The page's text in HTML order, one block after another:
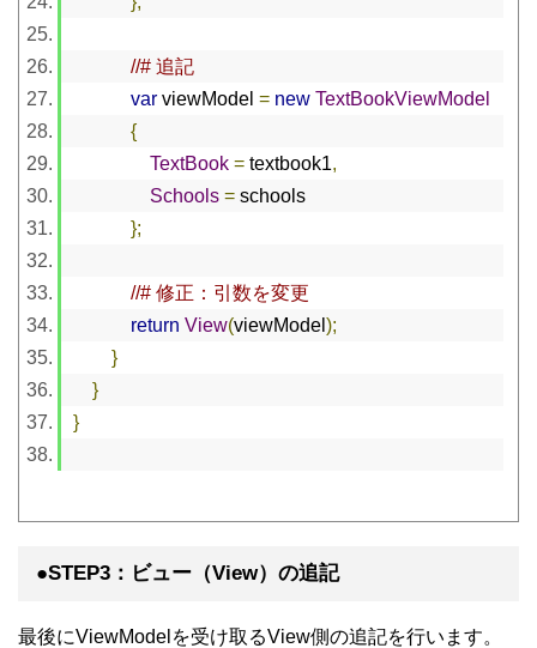
//# 追記
var viewModel = new TextBookViewModel
{
TextBook = textbook1,
Schools = schools
};
//# 修正：引数を変更
return View(viewModel );
}
}
}
●STEP3：ビュー（View）の追記
最後にViewModelを受け取るView側の追記を行います。